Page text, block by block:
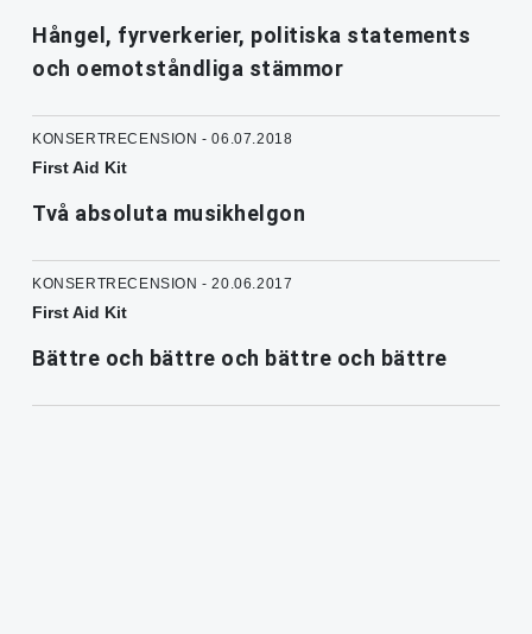
Hångel, fyrverkerier, politiska statements
och oemotståndliga stämmor
KONSERTRECENSION - 06.07.2018
First Aid Kit
Två absoluta musikhelgon
KONSERTRECENSION - 20.06.2017
First Aid Kit
Bättre och bättre och bättre och bättre